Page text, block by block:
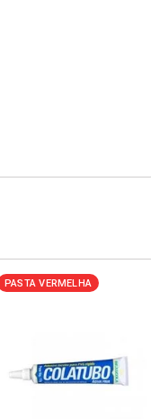
PASTA VERMELHA